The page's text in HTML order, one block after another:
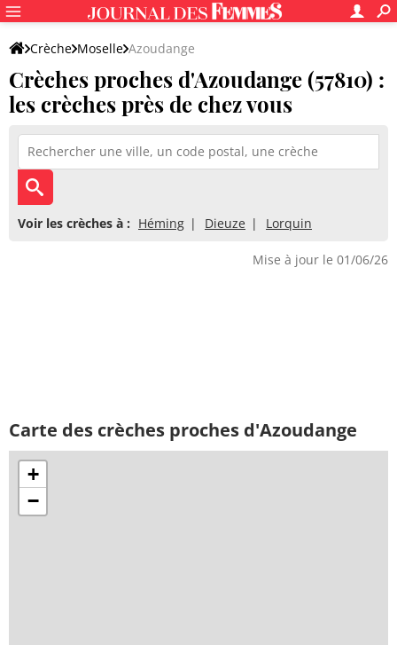
Crèche Moselle Azoudange
Crèches proches d'Azoudange (57810) :
les crèches près de chez vous
Voir les crèches à : Héming Dieuze Lorquin
Mise à jour le 01/06/26
Carte des crèches proches d'Azoudange
+
−